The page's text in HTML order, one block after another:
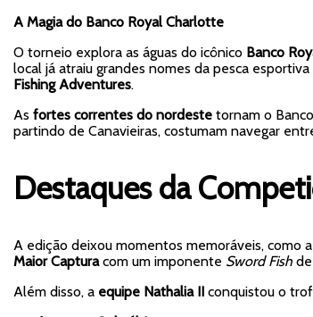
A Magia do Banco Royal Charlotte
O torneio explora as águas do icônico Banco
local já atraiu grandes nomes da pesca esportiva
Fishing Adventures.
As fortes correntes do nordeste tornam o
partindo de Canavieiras, costumam navegar
Destaques da
A edição deixou momentos memoráveis, como
Maior Capturacom um imponente Sword Fish de
Além disso, a equipe Nathalia II conquistou o